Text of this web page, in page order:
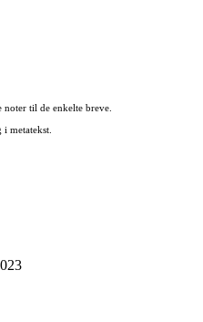
til de enkelte breve.
metatekst.